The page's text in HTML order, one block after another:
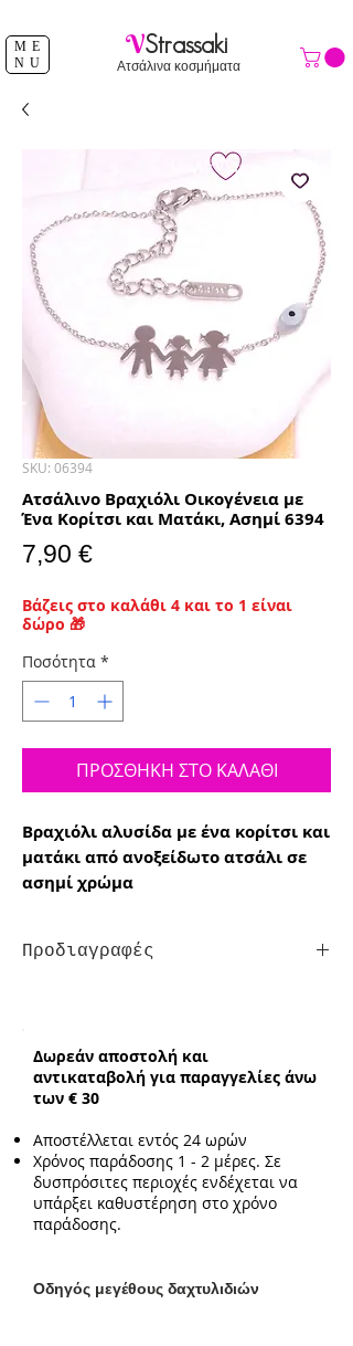
ME
NU
VStrassaki
Ατσάλινα κοσμήματα
SKU: 06394
Ατσάλινο Βραχιόλι Οικογένεια με
Ένα Κορίτσι και Ματάκι, Ασημί 6394
7,90 €Τιμή
Βάζεις στο καλάθι 4 και το 1 είναι
δώρο 🎁
Ποσότητα *
ΠΡΟΣΘΗΚΗ ΣΤΟ ΚΑΛΑΘΙ
Βραχιόλι αλυσίδα με ένα κορίτσι και
ματάκι από ανοξείδωτο ατσάλι σε
ασημί χρώμα
Προδιαγραφές
2.1cm*1cm
Δωρεάν αποστολή και
αντικαταβολή για παραγγελίες άνω
των € 30
Αποστέλλεται εντός 24 ωρών
Χρόνος παράδοσης 1 - 2 μέρες. Σε
δυσπρόσιτες περιοχές ενδέχεται να
υπάρξει καθυστέρηση στο χρόνο
παράδοσης.
Οδηγός μεγέθους δαχτυλιδιών